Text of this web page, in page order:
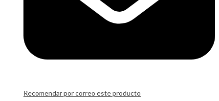
Recomendar por correo este producto